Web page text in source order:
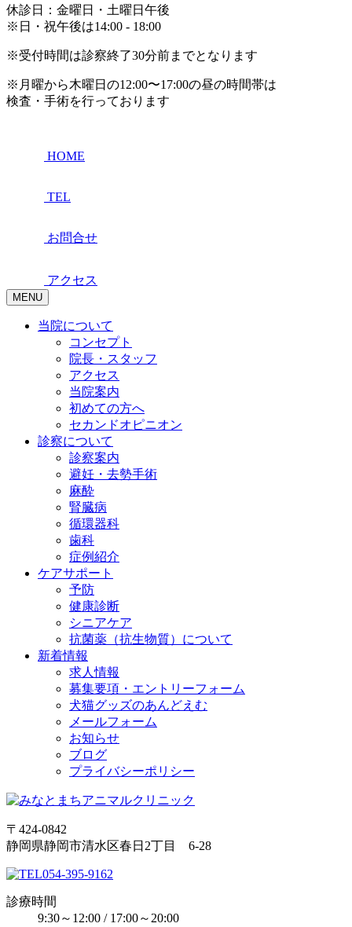
休診日：金曜日・土曜日午後
※日・祝午後は14:00 - 18:00
※受付時間は診察終了30分前までとなります
※月曜から木曜日の12:00〜17:00の昼の時間帯は
検査・手術を行っております
HOME
TEL
お問合せ
アクセス
MENU
当院について
コンセプト
院長・スタッフ
アクセス
当院案内
初めての方へ
セカンドオピニオン
診察について
診察案内
避妊・去勢手術
麻酔
腎臓病
循環器科
歯科
症例紹介
ケアサポート
予防
健康診断
シニアケア
抗菌薬（抗生物質）について
新着情報
求人情報
募集要項・エントリーフォーム
犬猫グッズのあんどえむ
メールフォーム
お知らせ
ブログ
プライバシーポリシー
〒424-0842
静岡県静岡市清水区春日2丁目 6-28
054-395-9162
診療時間
9:30～12:00 / 17:00～20:00